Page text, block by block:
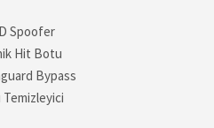
Spoofer
Hit Botu
Bypass
Temizleyici